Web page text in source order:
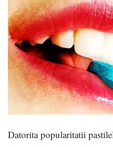
Datorita popularitatii